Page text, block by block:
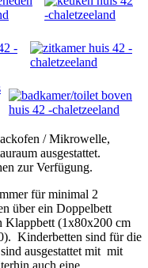
/ Mikrowelle,
ausgestattet.
zur Verfügung.
für minimal 2
über ein Doppelbett
Klappbett (1x80x200 cm
Kinderbetten sind für die
ausgestattet mit mit